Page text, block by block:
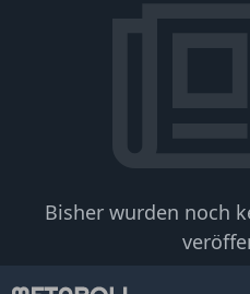
Bisher wurden noch